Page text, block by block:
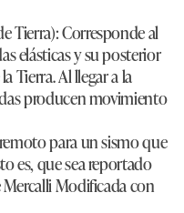
Tierra): Corresponde al
elásticas y su posterior
Tierra. Al llegar a la
producen movimiento
para un sismo que
es, que sea reportado
Modificada con